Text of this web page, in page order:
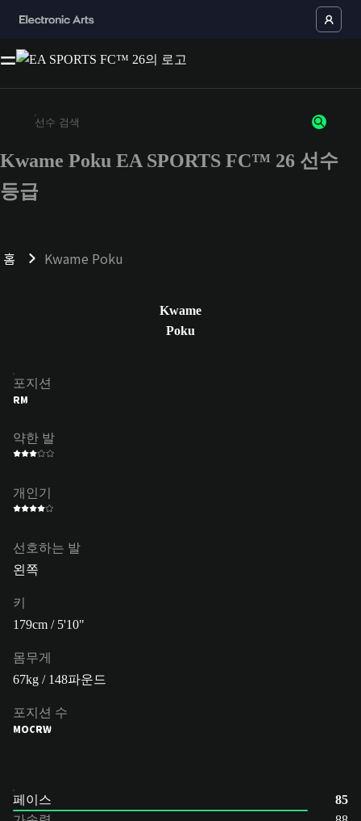
최소 3자 이상의 문자 또는 숫자를 입력하세요
Kwame Poku EA SPORTS FC™ 26 선수
등급
홈 Kwame Poku
Kwame
Poku
포지션
RM
약한 발
개인기
선호하는 발
왼쪽
키
179cm / 5'10"
몸무게
67kg / 148파운드
포지션 수
MOCRW
페이스
85